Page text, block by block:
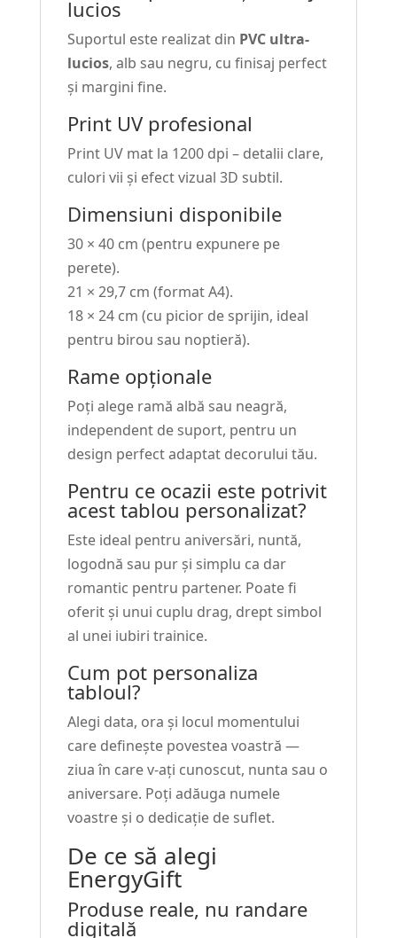
lucios
Suportul este realizat din PVC ultra-
lucios, alb sau negru, cu finisaj perfect
și margini fine.
Print UV profesional
Print UV mat la 1200 dpi – detalii clare,
culori vii și efect vizual 3D subtil.
Dimensiuni disponibile
30 × 40 cm (pentru expunere pe
perete).
21 × 29,7 cm (format A4).
18 × 24 cm (cu picior de sprijin, ideal
pentru birou sau noptieră).
Rame opționale
Poți alege ramă albă sau neagră,
independent de suport, pentru un
design perfect adaptat decorului tău.
Pentru ce ocazii este potrivit
acest tablou personalizat?
Este ideal pentru aniversări, nuntă,
logodnă sau pur și simplu ca dar
romantic pentru partener. Poate fi
oferit și unui cuplu drag, drept simbol
al unei iubiri trainice.
Cum pot personaliza
tabloul?
Alegi data, ora și locul momentului
care definește povestea voastră —
ziua în care v-ați cunoscut, nunta sau o
aniversare. Poți adăuga numele
voastre și o dedicație de suflet.
De ce să alegi
EnergyGift
Produse reale, nu randare
digitală